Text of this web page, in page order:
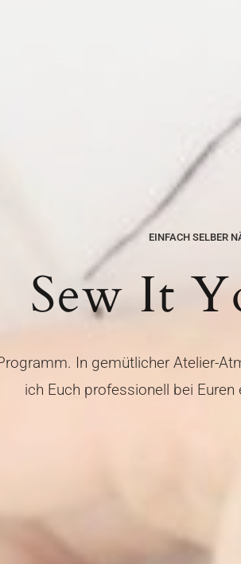
EINFACH SELBER
Sew It
In gemütlicher Atelier-
ich Euch professionell bei Euren